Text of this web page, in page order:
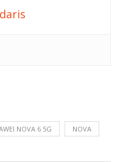
NOVA 6 5G NOVA